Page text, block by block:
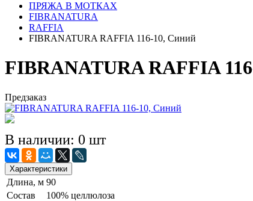
ПРЯЖА В МОТКАХ
FIBRANATURA
RAFFIA
FIBRANATURA RAFFIA 116-10, Синий
FIBRANATURA RAFFIA
Предзаказ
В наличии: 0 шт
Характеристики
Длина, м 90
Состав
100% целлюлоза